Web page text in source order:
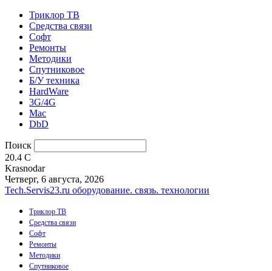
Триклор ТВ
Средства связи
Софт
Ремонты
Методики
Спутниковое
Б/У техника
HardWare
3G/4G
Mac
DbD
Поиск
20.4 C
Krasnodar
Четверг, 6 августа, 2026
Tech.Servis23.ru оборудование. связь. технологии
Триклор ТВ
Средства связи
Софт
Ремонты
Методики
Спутниковое